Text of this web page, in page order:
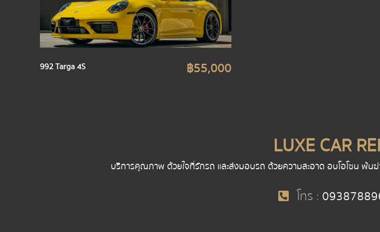
992 Targa 4S ฿55,000
LUXE CAR
บริการคุณภาพ ด้วยใจที่รักรถ และส่งมอบรถ ด้วยความสะอาด อบโอโซน พ้
โทร :